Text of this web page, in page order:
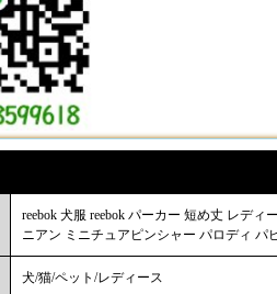
reebok 犬服 reebok パーカー 短め丈 レデ
ニアン ミニチュアピンシャー パロディ
犬/猫/ペット/レディース